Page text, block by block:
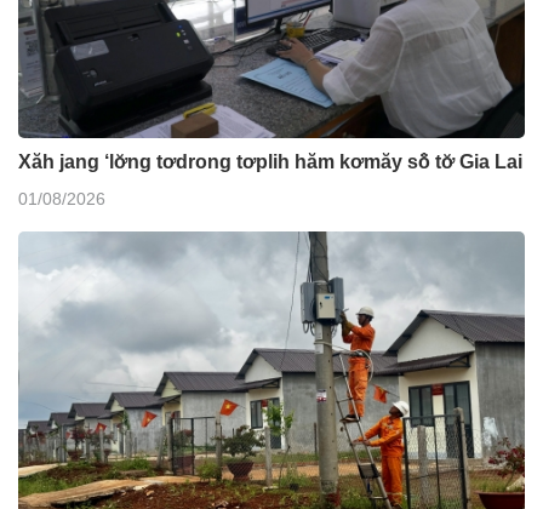
Xăh jang ‘lơ̆ng tơdrong tơplih hăm kơmăy sô̆ tơ̆ Gia Lai
01/08/2026